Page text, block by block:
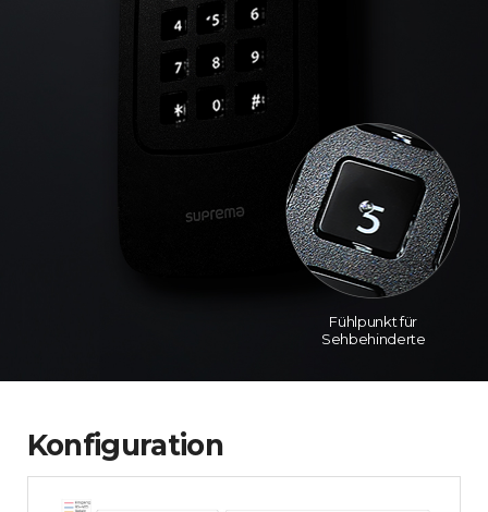
Fühlpunkt für
Sehbehinderte
Konfiguration